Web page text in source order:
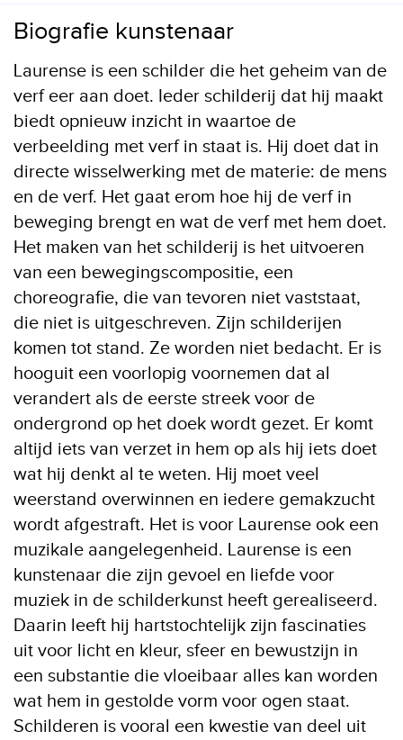
Biografie kunstenaar
Laurense is een schilder die het geheim van de
verf eer aan doet. Ieder schilderij dat hij maakt
biedt opnieuw inzicht in waartoe de
verbeelding met verf in staat is. Hij doet dat in
directe wisselwerking met de materie: de mens
en de verf. Het gaat erom hoe hij de verf in
beweging brengt en wat de verf met hem doet.
Het maken van het schilderij is het uitvoeren
van een bewegingscompositie, een
choreografie, die van tevoren niet vaststaat,
die niet is uitgeschreven. Zijn schilderijen
komen tot stand. Ze worden niet bedacht. Er is
hooguit een voorlopig voornemen dat al
verandert als de eerste streek voor de
ondergrond op het doek wordt gezet. Er komt
altijd iets van verzet in hem op als hij iets doet
wat hij denkt al te weten. Hij moet veel
weerstand overwinnen en iedere gemakzucht
wordt afgestraft. Het is voor Laurense ook een
muzikale aangelegenheid. Laurense is een
kunstenaar die zijn gevoel en liefde voor
muziek in de schilderkunst heeft gerealiseerd.
Daarin leeft hij hartstochtelijk zijn fascinaties
uit voor licht en kleur, sfeer en bewustzijn in
een substantie die vloeibaar alles kan worden
wat hem in gestolde vorm voor ogen staat.
Schilderen is vooral een kwestie van deel uit